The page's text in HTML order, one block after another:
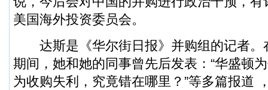
美国海外投资委员会。
达斯是《华尔街日报》并购组的记者。
期间，她和她的同事曾先后发表：“华盛顿
为收购失利，究竟错在哪里？”等多篇报道